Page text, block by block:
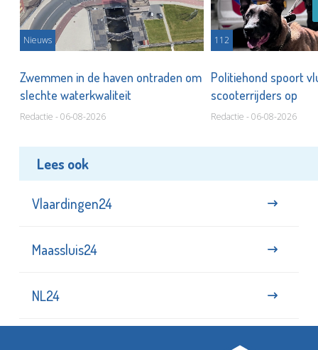
Nieuws
Zwemmen in de haven ontraden om
slechte waterkwaliteit
Redactie - 06-08-2026
112
Politiehond spoort
scooterrijders op
Redactie - 06-08-2026
Lees ook
Vlaardingen24
Maassluis24
NL24